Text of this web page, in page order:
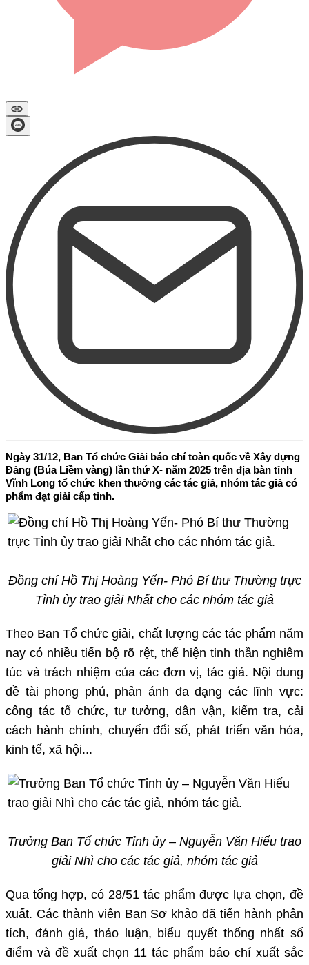
Ngày 31/12, Ban Tổ chức Giải báo chí toàn quốc về Xây dựng
Đảng (Búa Liềm vàng) lần thứ X- năm 2025 trên địa bàn tỉnh
Vĩnh Long tổ chức khen thưởng các tác giả, nhóm tác giả có
phẩm đạt giải cấp tỉnh.
Đồng chí Hồ Thị Hoàng Yến- Phó Bí thư Thường trực
Tỉnh ủy trao giải Nhất cho các nhóm tác giả
Theo Ban Tổ chức giải, chất lượng các tác phẩm năm
nay có nhiều tiến bộ rõ rệt, thể hiện tinh thần nghiêm
túc và trách nhiệm của các đơn vị, tác giả. Nội dung
đề tài phong phú, phản ánh đa dạng các lĩnh vực:
công tác tổ chức, tư tưởng, dân vận, kiểm tra, cải
cách hành chính, chuyển đổi số, phát triển văn hóa,
kinh tế, xã hội...
Trưởng Ban Tổ chức Tỉnh ủy – Nguyễn Văn Hiếu trao
giải Nhì cho các tác giả, nhóm tác giả
Qua tổng hợp, có 28/51 tác phẩm được lựa chọn, đề
xuất. Các thành viên Ban Sơ khảo đã tiến hành phân
tích, đánh giá, thảo luận, biểu quyết thống nhất số
điểm và đề xuất chọn 11 tác phẩm báo chí xuất sắc